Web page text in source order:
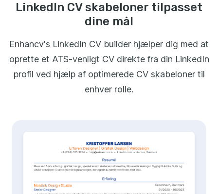
LinkedIn CV skabeloner tilpasset
dine mål
Enhancv's LinkedIn CV builder hjælper dig med at
oprette et ATS-venligt CV direkte fra din LinkedIn
profil ved hjælp af optimerede CV skabeloner til
enhver rolle.